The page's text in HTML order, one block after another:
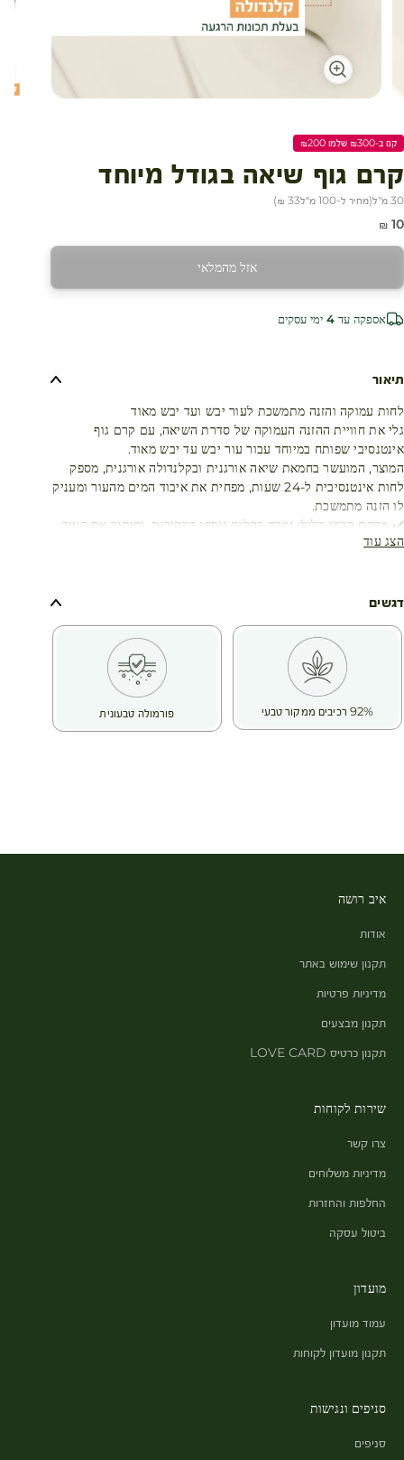
קנו ב-₪300 שלמו ₪200
קרם גוף שיאה בגודל מיוחד
30 מ"ל (מחיר ל-100 מ״ל 33 ₪
)
מחיר מבצע
10 ₪
אזל מהמלאי
אספקה עד 4 ימי עסקים
תיאור
לחות עמוקה והזנה מתמשכת לעור יבש ועד יבש מאוד
גלי את חוויית ההזנה העמוקה של סדרת השיאה, עם קרם גוף
אינטנסיבי שפותח במיוחד עבור עור יבש עד יבש מאוד.
המוצר, המועשר בחמאת שיאה אורגנית ובקלנדולה אורגנית, מספק
לחות אינטנסיבית ל-24 שעות, מפחית את איבוד המים מהעור ומעניק
לו הזנה מתמשכת.
✔️ מרקם קרמי קליל: נמרח בקלות ונספג במהירות, ומותיר את העור
רך ונעים למגע.
✔️ שימור לחות: מסייע להפחית איבוד מים מהעור, שומר על רמות
תוצאות מוכחות:
העור מרגיש גמיש, נעים ומוזן לעומק -
✨ לאחר 28 ימים:
תחושת המתיחה נעלמת, והעור הופך לרך, נוח ומלטף – עם ניחוח
הצג עוד
דגשים
92% רכיבים ממקור טבעי פורמולה טבעונית
איב רושה
אודות
תקנון שימוש באתר
מדיניות פרטיות
תקנון מבצעים
תקנון כרטיס LOVE CARD
שירות לקוחות
צרו קשר
מדיניות משלוחים
החלפות והחזרות
ביטול עסקה
מועדון
עמוד מועדון
תקנון מועדון לקוחות
סניפים ונגישות
סניפים